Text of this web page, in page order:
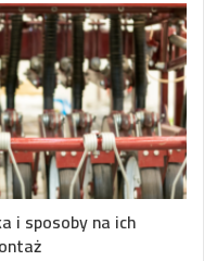
i sposoby na ich